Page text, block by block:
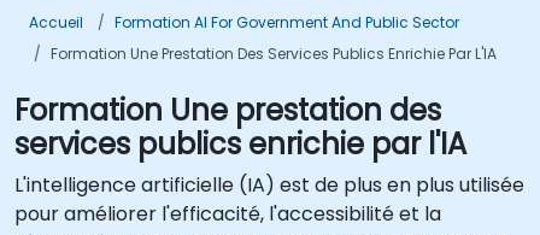
Accueil
Formation AI For Government And Public Sector
Formation Une Prestation Des Services Publics Enrichie Par L'IA
Formation Une prestation des
services publics enrichie par l'IA
L'intelligence artificielle (IA) est de plus en plus utilisée
pour améliorer l'efficacité, l'accessibilité et la